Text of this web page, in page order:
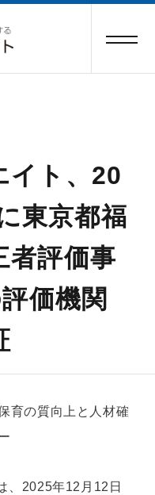
イト、20
東京都福
者評価事
価機関
育の質向上と人材確
、2025年12月12日